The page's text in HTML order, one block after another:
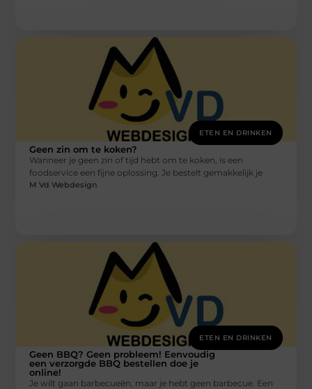
ETEN EN DRINKEN
Geen zin om te koken?
Wanneer je geen zin of tijd hebt om te koken, is een
foodservice een fijne oplossing. Je bestelt gemakkelijk je
M Vd Webdesign
ETEN EN DRINKEN
Geen BBQ? Geen probleem! Eenvoudig
een verzorgde BBQ bestellen doe je
online!
Je wilt gaan barbecueën, maar je hebt geen barbecue. Een